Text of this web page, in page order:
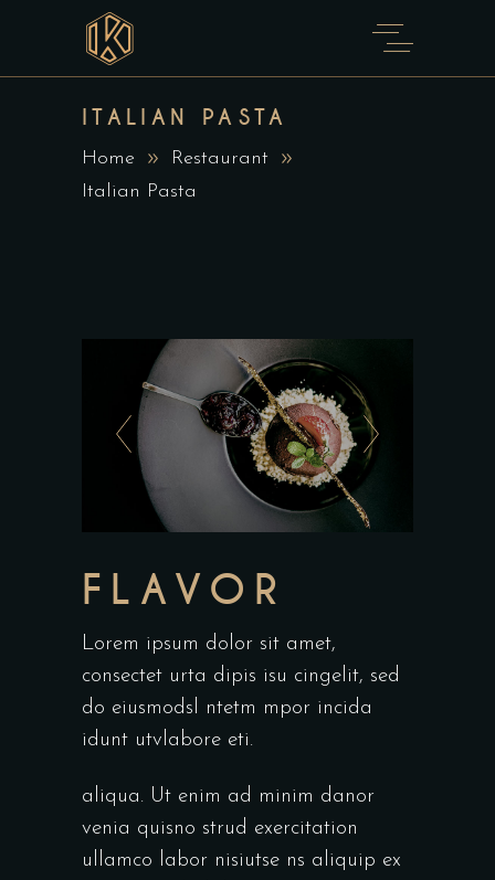
ITALIAN PASTA
Home
Restaurant
Italian Pasta
FLAVOR
Lorem ipsum dolor sit amet,
consectet urta dipis isu cingelit, sed
do eiusmodsl ntetm mpor incida
idunt utvlabore eti.
aliqua. Ut enim ad minim danor
venia quisno strud exercitation
ullamco labor nisiutse ns aliquip ex